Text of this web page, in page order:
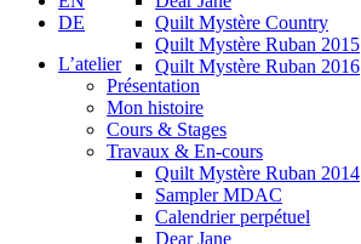
Quilt Mystère Country
Quilt Mystère Ruban 2015
Quilt Mystère Ruban 2016
DE
L’atelier
Présentation
Mon histoire
Cours & Stages
Travaux & En-cours
Quilt Mystère Ruban 2014
Sampler MDAC
Calendrier perpétuel
Dear Jane